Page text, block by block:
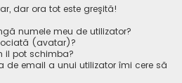
dar ora tot este greşită!
numele meu de utilizator?
(avatar)?
il pot schimba?
de email a unui utilizator îmi cere să